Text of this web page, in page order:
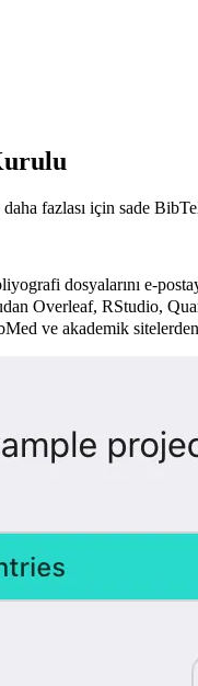
fazlası için sade
dosyalarını e-
Overleaf, RStudio,
ve akademik